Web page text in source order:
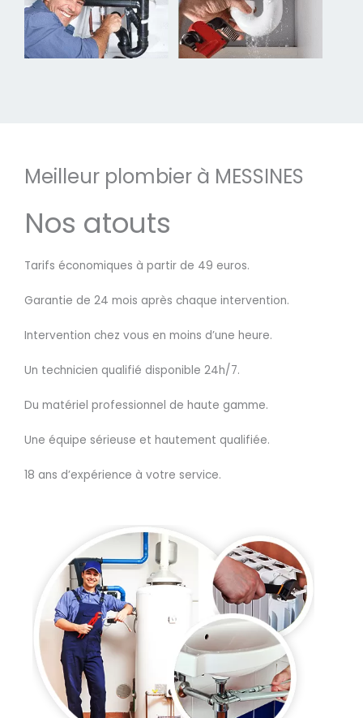
Meilleur plombier à MESSINES
Nos atouts
Tarifs économiques à partir de 49 euros.
Garantie de 24 mois après chaque intervention.
Intervention chez vous en moins d’une heure.
Un technicien qualifié disponible 24h/7.
Du matériel professionnel de haute gamme.
Une équipe sérieuse et hautement qualifiée.
18 ans d’expérience à votre service.